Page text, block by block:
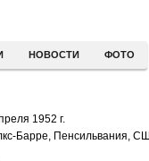
НОВОСТИ ФОТО
1952 г.
Барре, Пенсильвания,